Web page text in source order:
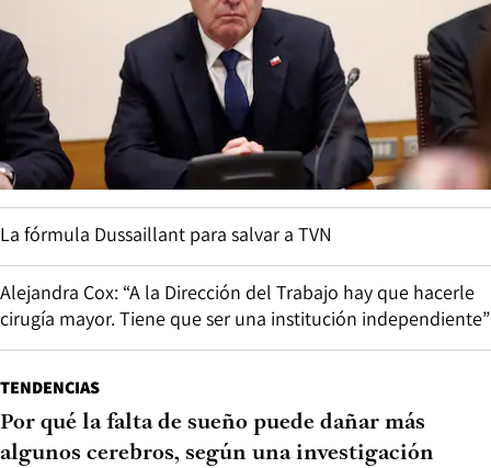
La fórmula Dussaillant para salvar a TVN
Alejandra Cox: “A la Dirección del Trabajo hay que hacerle
cirugía mayor. Tiene que ser una institución independiente”
TENDENCIAS
Por qué la falta de sueño puede dañar más
algunos cerebros, según una investigación